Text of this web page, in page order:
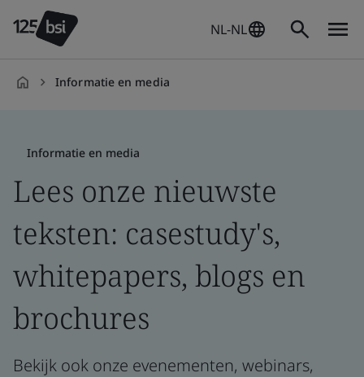
NL-NL
Informatie en media
Informatie en media
Lees onze nieuwste
teksten: casestudy's,
whitepapers, blogs en
brochures
Bekijk ook onze evenementen, webinars,